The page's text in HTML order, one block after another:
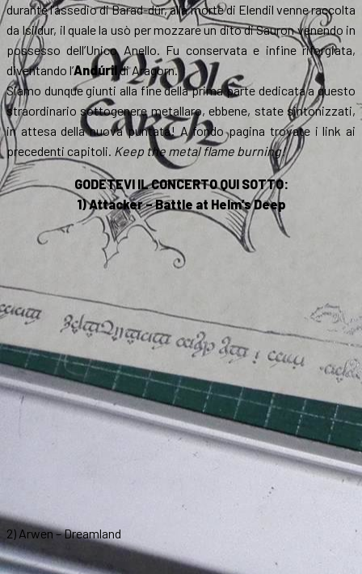
durante l’assedio di Barad-dûr, alla morte di Elendil venne raccolta
da Isildur, il quale la usò per mozzare un dito di Sauron venendo in
possesso dell’Unico Anello. Fu conservata e infine riforgiata,
diventando l’Andúrildi Aragorn.
Siamo dunque giunti alla fine della prima parte dedicata a questo
straordinario sottogenere metallaro, ebbene, state sintonizzati,
in attesa della nuova puntata! A fondo pagina trovate i link ai
precedenti capitoli. Keep the metal flame burning!
GODETEVI IL CONCERTO QUI SOTTO:
1) Attacker – Battle at Helm’s Deep
2) Arwen – Dreamland